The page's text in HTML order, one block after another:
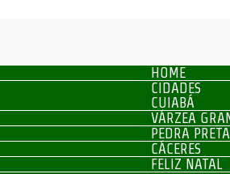
HOME
CIDADES
CUIABÁ
VÁRZEA
PEDRA PRETA
CÁCERES
FELIZ NATAL